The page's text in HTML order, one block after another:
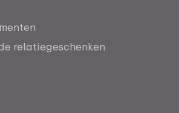
relatiegeschenken